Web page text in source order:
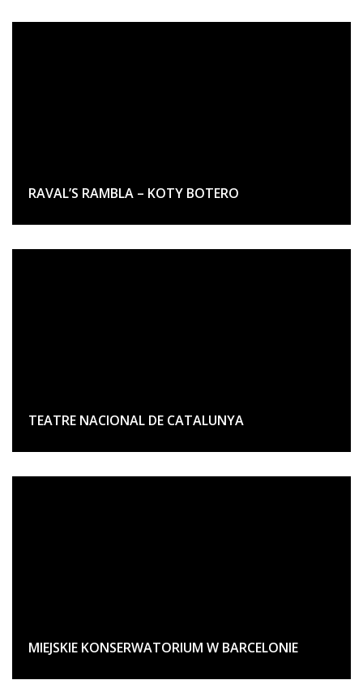
RAVAL’S RAMBLA – KOTY BOTERO
TEATRE NACIONAL DE CATALUNYA
MIEJSKIE KONSERWATORIUM W BARCELONIE